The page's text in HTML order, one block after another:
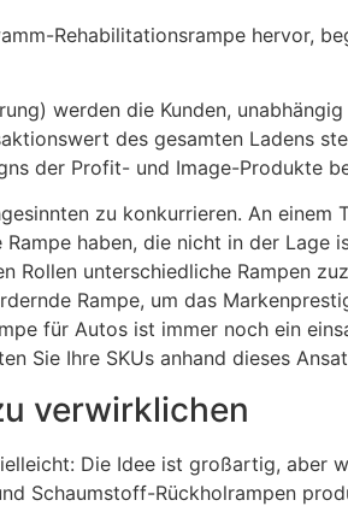
Rehabilitationsrampe hervor,
werden die Kunden,
des gesamten Ladens
der Profit- und Image-Produkte
zu konkurrieren. An einem
haben, die nicht in der Lage
unterschiedliche Rampen
Rampe, um das
für Autos ist immer noch ein
Sie Ihre SKUs anhand dieses
verwirklichen
Die Idee ist großartig, aber
Schaumstoff-Rückholrampen